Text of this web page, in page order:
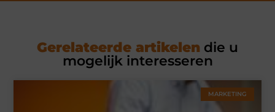
Gerelateerde artikelen die u
mogelijk interesseren
MARKETING